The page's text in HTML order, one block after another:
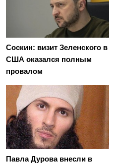
Соскин: визит Зеленского в
США оказался полным
провалом
Павла Дурова внесли в